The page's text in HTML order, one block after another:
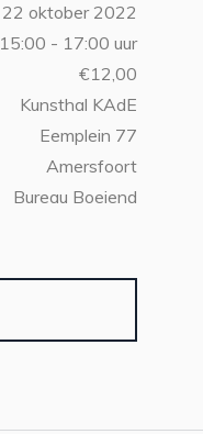
22 oktober 2022
15:00 - 17:00 uur
€12,00
Kunsthal KAdE
Eemplein 77
Amersfoort
Bureau Boeiend